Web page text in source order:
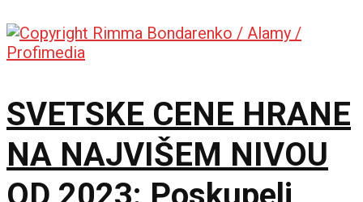
SVETSKE CENE HRANE
NA NAJVIŠEM NIVOU